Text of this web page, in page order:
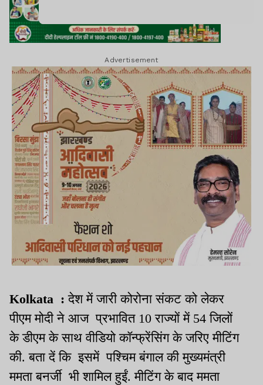
Advertisement
Kolkata :देश में जारी कोरोना संकट को लेकर
पीएम मोदी ने आज प्रभावित 10 राज्यों में 54 जिलों
के डीएम के साथ वीडियो कॉन्फ्रेंसिंग के जरिए मीटिंग
की. बता दें कि इसमें पश्चिम बंगाल की मुख्यमंत्री
ममता बनर्जी भी शामिल हुईं. मीटिंग के बाद ममता